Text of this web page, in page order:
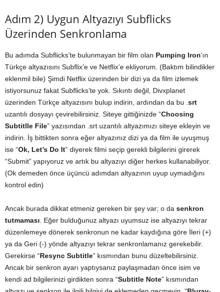
Adım 2) Uygun Altyazıyı Subflicks
Üzerinden Senkronlama
Bu adımda Subflicks’te bulunmayan bir film olan Pumping Iron‘ın
Türkçe altyazısını Subflix’e ve Netflix’e ekliyorum. (Baktım bilindikler
eklenmil bile) Şimdi Netflix üzerinden bir dizi ya da film izlemek
istiyorsunuz fakat Subflicks’te yok. Sıkıntı değil, Divxplanet
üzerinden Türkçe altyazısını bulup indirin, ardından da bu . srt
uzantılı dosyayı çevirebilirsiniz. Siteye gittiğinizde “Choosing
Subtitlle File” yazısından .srt uzantılı altyazımızı siteye ekleyin ve
indirin. İş bittikten sonra eğer altyazınız dizi ya da film ile uyuşmuş
ise “Ok, Let’s Do It” diyerek filmi seçip gerekli bilgilerini girerek
“Submit” yapıyoruz ve artık bu altyazıyı diğer herkes kullanabiliyor.
(Ok demeden önce üçüncü adımdan altyazının uyup uymadığını
kontrol edin)
Ancak burada dikkat etmeniz gereken bir şey var; o da senkron
tutmaması . Eğer bulduğunuz altyazı uyumsuz ise altyazıyı tekrar
düzenlemeye dönerek senkronun ne kadar kaydığına göre İleri (+)
ya da Geri (-) yönde altyazıyı tekrar senkronlamanız gerekebilir.
Gerekirse “Resync Subtitle” kısmından bunu düzeltebilirsiniz.
Ancak bir senkron ayarı yaptıysanız paylaşmadan önce isim ve
kendi ad bilgilerinizi girdikten sonra “Subtitle Note” kısmından